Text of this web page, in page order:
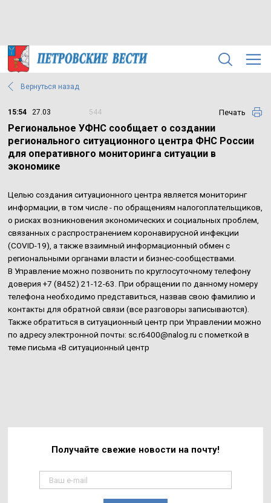
Вернуться назад
15:54 27.03 544 Печать
Региональное УФНС сообщает о создании
регионального ситуационного центра ФНС России
для оперативного мониторинга ситуации в
экономике
Целью создания ситуационного центра является мониторинг
информации, в том числе - по обращениям налогоплательщиков,
о рисках возникновения экономических и социальных проблем,
связанных с распространением коронавирусной инфекции
(COVID-19), а также взаимный информационный обмен с
региональными органами власти и бизнес-сообществами.
В Управление можно позвонить по круглосуточному телефону
доверия +7 (8452) 21-12-63. При обращении по данному номеру
телефона необходимо представиться, назвав свою фамилию и
контакты для обратной связи (все разговоры записываются).
Также обратиться в ситуационный центр при Управлении можно
по адресу электронной почты: sc.r6400@nalog.ru с пометкой в
теме письма «В ситуационный центр
Получайте свежие новости на почту!